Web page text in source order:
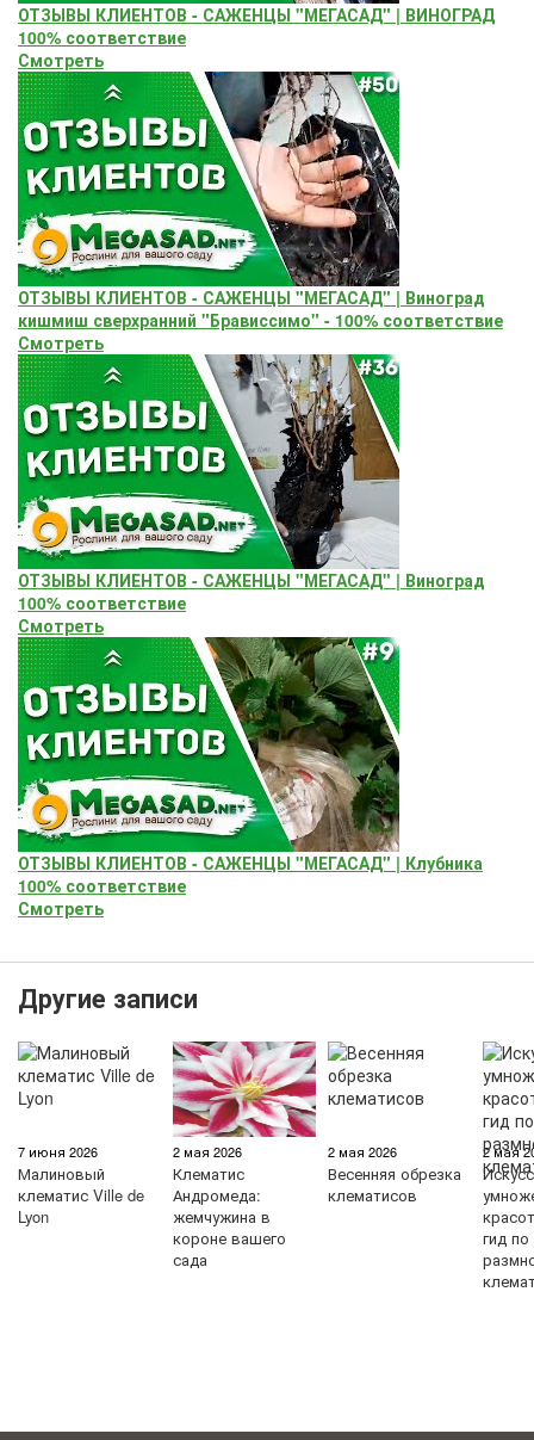
ОТЗЫВЫ КЛИЕНТОВ - САЖЕНЦЫ "МЕГАСАД" | ВИНОГРАД
100% соответствие
Смотреть
ОТЗЫВЫ КЛИЕНТОВ - САЖЕНЦЫ "МЕГАСАД" | Виноград
кишмиш сверхранний "Брависсимо" - 100% соответствие
Смотреть
ОТЗЫВЫ КЛИЕНТОВ - САЖЕНЦЫ "МЕГАСАД" | Виноград
100% соответствие
Смотреть
ОТЗЫВЫ КЛИЕНТОВ - САЖЕНЦЫ "МЕГАСАД" | Клубника
100% соответствие
Смотреть
Другие записи
7 июня 2026
Малиновый
клематис Ville de
Lyon
2 мая 2026
Клематис
Андромеда:
жемчужина в
короне вашего
сада
2 мая 2026
Весенняя обрезка
клематисов
2 мая
гид по